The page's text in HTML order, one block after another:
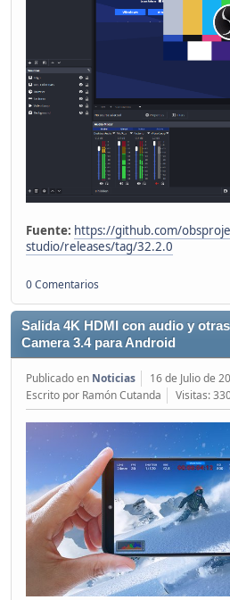
Fuente: https://github.com/
studio/releases/tag/32.2.0
0 Comentarios
Salida 4K HDMI con audio y
Camera 3.4 para Android
Publicado en Noticias
16 de Julio de
Escrito por Ramón Cutanda
Visitas: